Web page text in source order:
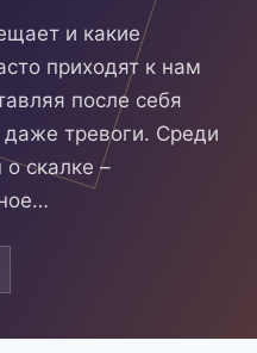
и какие
приходят к нам
после себя
тревоги. Среди
скалке –